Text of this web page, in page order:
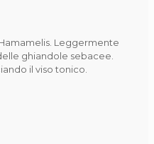
Leggermente
ghiandole sebacee.
il viso tonico.